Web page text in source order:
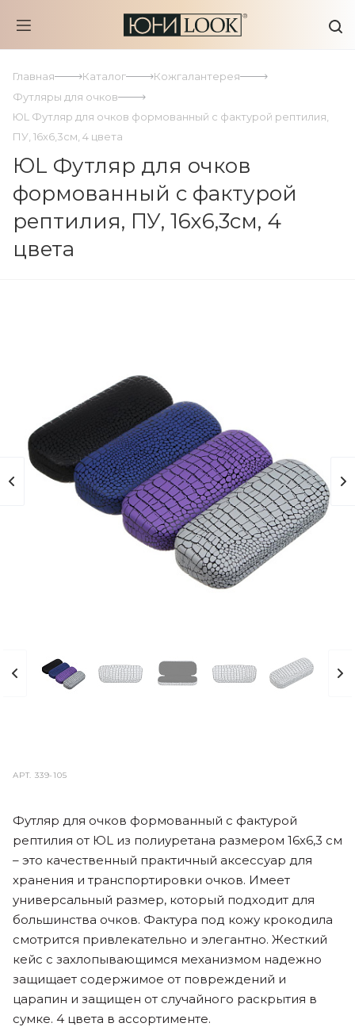
Главная Каталог
Кожгалантерея
Футляры для очков
ЮL Футляр для очков формованный с фактурой рептилия,
ПУ, 16х6,3см, 4 цвета
ЮL Футляр для очков
формованный с фактурой
рептилия, ПУ, 16х6,3см, 4
цвета
АРТ.339-105
Футляр для очков формованный с фактурой
рептилия от ЮL из полиуретана размером 16х6,3 см
– это качественный практичный аксессуар для
хранения и транспортировки очков. Имеет
универсальный размер, который подходит для
большинства очков. Фактура под кожу крокодила
смотрится привлекательно и элегантно. Жесткий
кейс с захлопывающимся механизмом надежно
защищает содержимое от повреждений и
царапин и защищен от случайного раскрытия в
сумке. 4 цвета в ассортименте.